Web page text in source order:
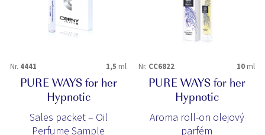
Nr. 4441 1,5 ml
PURE WAYS for her
Hypnotic
Sales packet – Oil
Perfume Sample
Nr. CC6822 10 ml
PURE WAYS for her
Hypnotic
Aroma roll-on olejový
parfém